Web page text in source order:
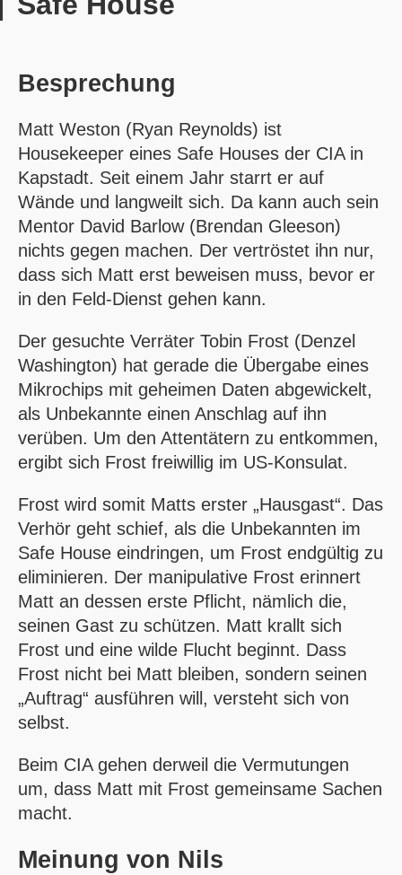
Besprechung
Matt Weston (Ryan Reynolds) ist
Housekeeper eines Safe Houses der CIA in
Kapstadt. Seit einem Jahr starrt er auf
Wände und langweilt sich. Da kann auch sein
Mentor David Barlow (Brendan Gleeson)
nichts gegen machen. Der vertröstet ihn nur,
dass sich Matt erst beweisen muss, bevor er
in den Feld-Dienst gehen kann.
Der gesuchte Verräter Tobin Frost (Denzel
Washington) hat gerade die Übergabe eines
Mikrochips mit geheimen Daten abgewickelt,
als Unbekannte einen Anschlag auf ihn
verüben. Um den Attentätern zu entkommen,
ergibt sich Frost freiwillig im US-Konsulat.
Frost wird somit Matts erster „Hausgast“. Das
Verhör geht schief, als die Unbekannten im
Safe House eindringen, um Frost endgültig zu
eliminieren. Der manipulative Frost erinnert
Matt an dessen erste Pflicht, nämlich die,
seinen Gast zu schützen. Matt krallt sich
Frost und eine wilde Flucht beginnt. Dass
Frost nicht bei Matt bleiben, sondern seinen
„Auftrag“ ausführen will, versteht sich von
selbst.
Beim CIA gehen derweil die Vermutungen
um, dass Matt mit Frost gemeinsame Sachen
macht.
Meinung von Nils